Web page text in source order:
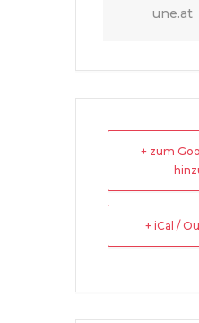
une.at
+ zum
+ iCal /